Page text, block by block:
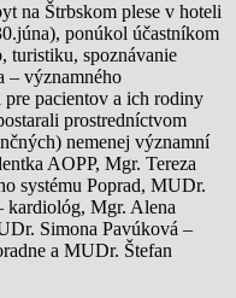
na Štrbskom plese v hoteli
ponúkol účastníkom
turistiku, spoznávanie
– významného
pacientov a ich rodiny
prostredníctvom
nemenej významní
AOPP, Mgr. Tereza
systému Poprad, MUDr.
Mgr. Alena
Simona Pavúková –
a MUDr. Štefan